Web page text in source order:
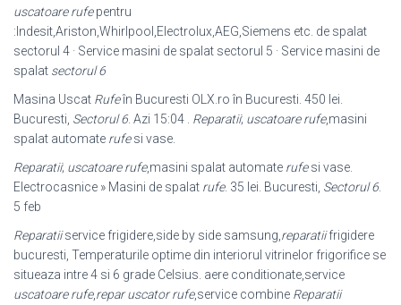
uscatoare rufepentru
:Indesit,Ariston,Whirlpool,Electrolux,AEG,Siemens etc. de spalat
sectorul 4 · Service masini de spalat sectorul 5 · Service masini de
spalat sectorul 6
Masina Uscat Rufeîn Bucuresti OLX.ro în Bucuresti. 450 lei.
Bucuresti, Sectorul 6. Azi 15:04 . Reparatii; uscatoare rufe,masini
spalat automate rufesi vase.
Reparatii; uscatoare rufe,masini spalat automate rufesi vase.
Electrocasnice » Masini de spalat rufe. 35 lei. Bucuresti, Sectorul 6.
5 feb
Reparatiiservice frigidere,side by side samsung, reparatiifrigidere
bucuresti, Temperaturile optime din interiorul vitrinelor frigorifice se
situeaza intre 4 si 6 grade Celsius. aere conditionate,service
uscatoare rufe,repar uscator rufe,service combine Reparatii